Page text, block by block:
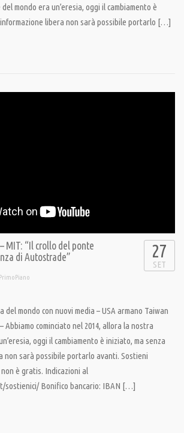
mondo era un’eresia, oggi il cambiamento è
libera non sarà possibile portarlo […]
MIT: “Il crollo del ponte
di Autostrade”
PrimoPiano
27
SET
del mondo con nuovi media – USA armano Taiwan
cominciato nel 2014, allora la nostra
oggi il cambiamento è iniziato, ma senza
non sarà possibile portarlo avanti. Sostieni
è gratis. Indicazioni al
sostienici/ Bonifico bancario: IBAN […]